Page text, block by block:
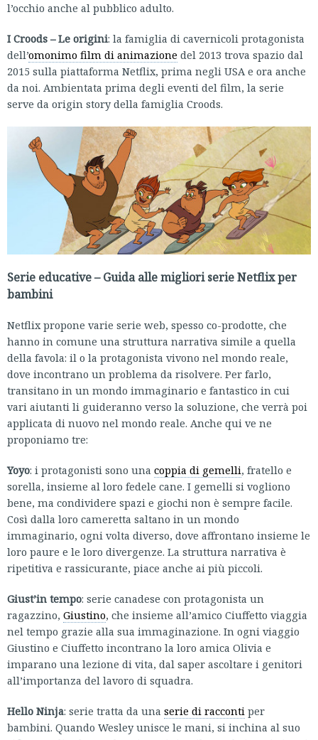
l’occhio anche al pubblico adulto.
I Croods – Le origini: la famiglia di cavernicoli protagonista
dell’omonimo film di animazione del 2013 trova spazio dal
2015 sulla piattaforma Netflix, prima negli USA e ora anche
da noi. Ambientata prima degli eventi del film, la serie
serve da origin story della famiglia Croods.
Serie educative – Guida alle migliori serie Netflix per
bambini
Netflix propone varie serie web, spesso co-prodotte, che
hanno in comune una struttura narrativa simile a quella
della favola: il o la protagonista vivono nel mondo reale,
dove incontrano un problema da risolvere. Per farlo,
transitano in un mondo immaginario e fantastico in cui
vari aiutanti li guideranno verso la soluzione, che verrà poi
applicata di nuovo nel mondo reale. Anche qui ve ne
proponiamo tre:
Yoyo: i protagonisti sono una coppia di gemelli, fratello e
sorella, insieme al loro fedele cane. I gemelli si vogliono
bene, ma condividere spazi e giochi non è sempre facile.
Così dalla loro cameretta saltano in un mondo
immaginario, ogni volta diverso, dove affrontano insieme le
loro paure e le loro divergenze. La struttura narrativa è
ripetitiva e rassicurante, piace anche ai più piccoli.
Giust’in tempo: serie canadese con protagonista un
ragazzino, Giustino, che insieme all’amico Ciuffetto viaggia
nel tempo grazie alla sua immaginazione. In ogni viaggio
Giustino e Ciuffetto incontrano la loro amica Olivia e
imparano una lezione di vita, dal saper ascoltare i genitori
all’importanza del lavoro di squadra.
Hello Ninja: serie tratta da una serie di racconti per
bambini. Quando Wesley unisce le mani, si inchina al suo